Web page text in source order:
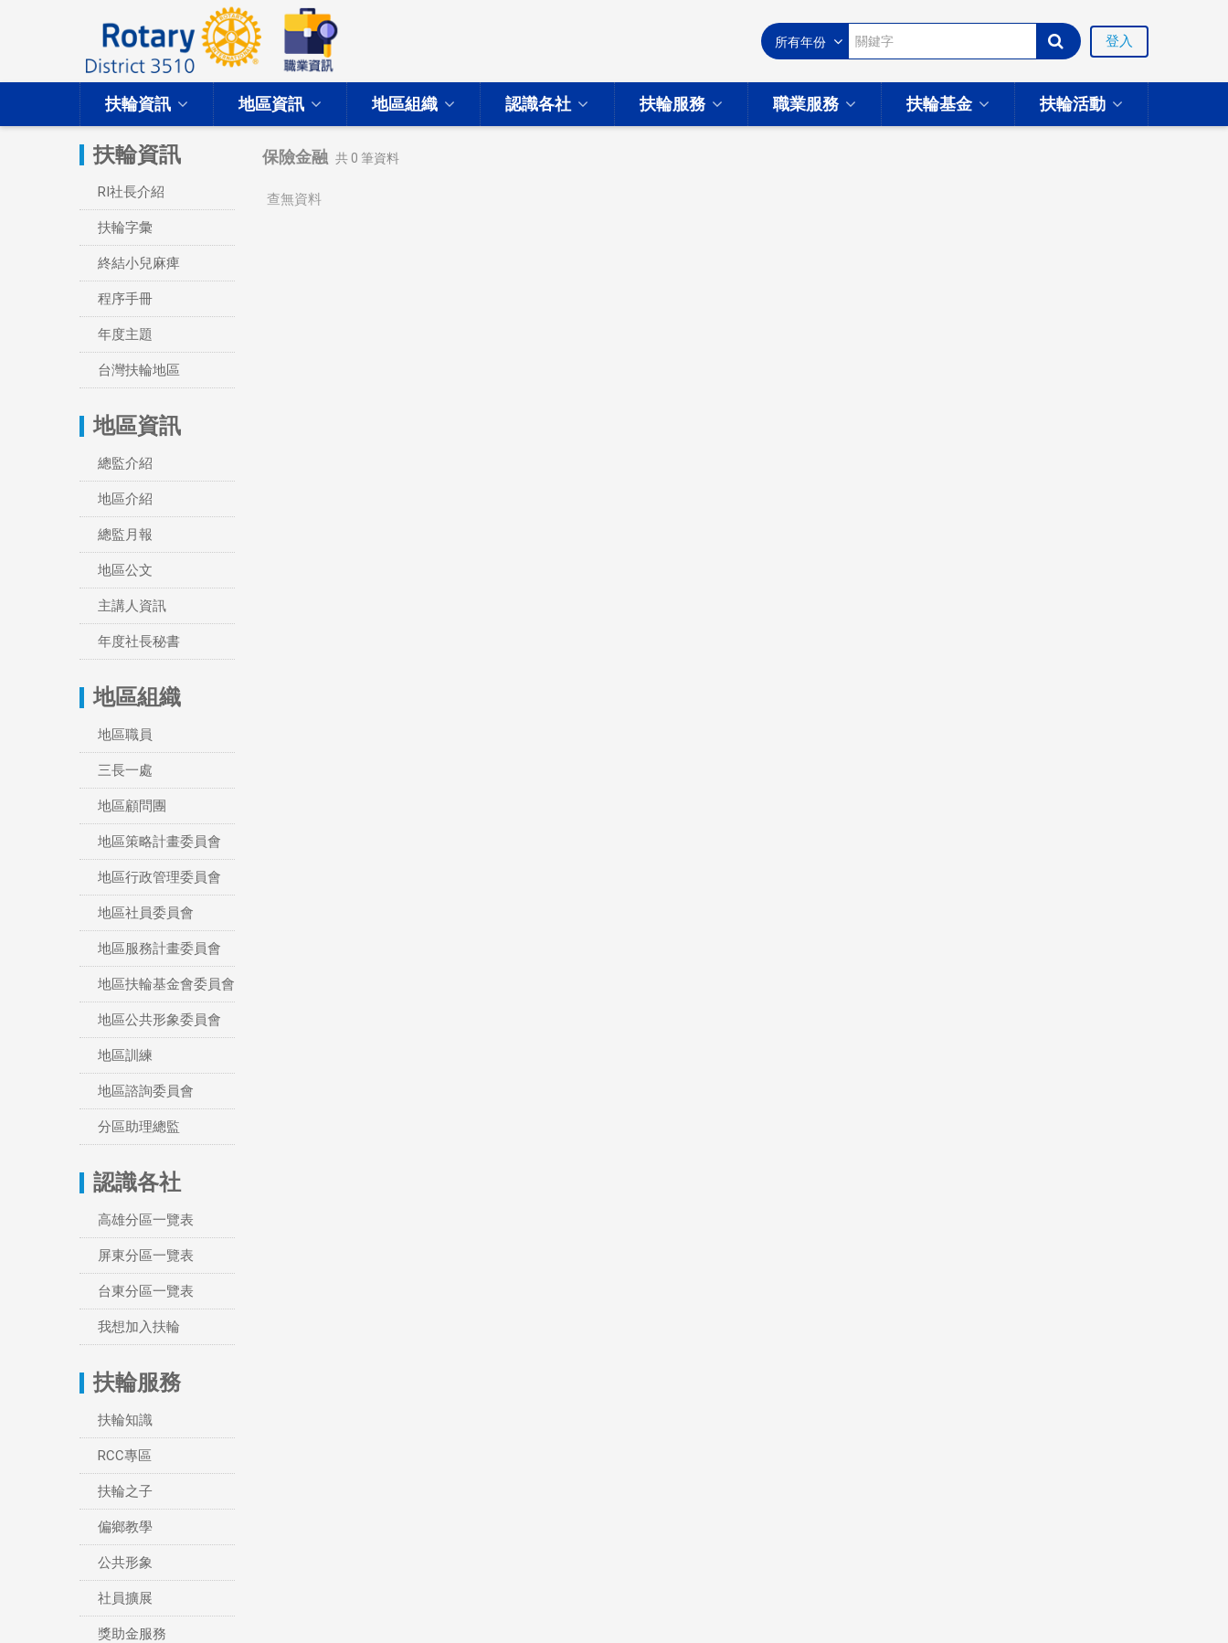
登入
扶輪資訊 地區資訊 地區組織 認識各社 扶輪服務 職業服務 扶輪基金 扶輪活動
扶輪資訊
RI社長介紹
扶輪字彙
終結小兒麻痺
程序手冊
年度主題
台灣扶輪地區
地區資訊
總監介紹
地區介紹
總監月報
地區公文
主講人資訊
年度社長秘書
地區組織
地區職員
三長一處
地區顧問團
地區策略計畫委員會
地區行政管理委員會
地區社員委員會
地區服務計畫委員會
地區扶輪基金會委員會
地區公共形象委員會
地區訓練
地區諮詢委員會
分區助理總監
認識各社
高雄分區一覽表
屏東分區一覽表
台東分區一覽表
我想加入扶輪
扶輪服務
扶輪知識
RCC專區
扶輪之子
偏鄉教學
公共形象
社員擴展
獎助金服務
保險金融 共0 筆資料
查無資料